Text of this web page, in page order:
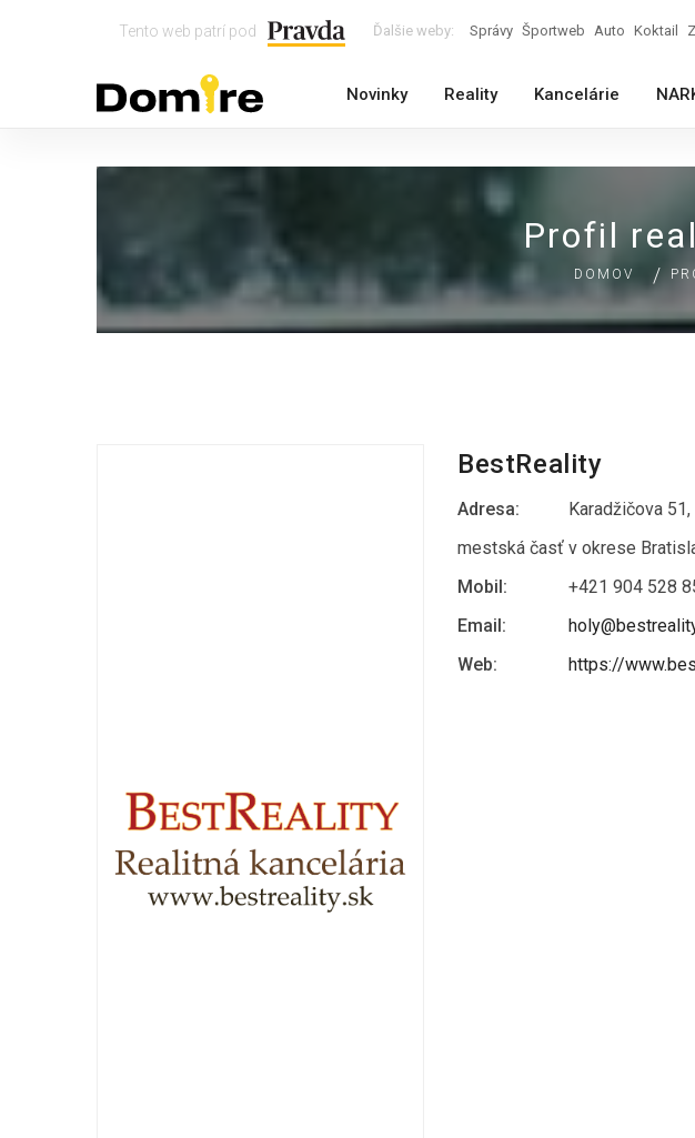
Tento web patrí pod Ďalšie weby: Správy Športweb Auto Koktail
Novinky Reality Kancelárie
Profil
DOMOV
BestReality
Adresa:
Karadžičova
mestská časť v okrese
Mobil:
+421 904 528
Email:
Web:
https://